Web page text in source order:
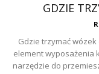
GDZIE
Gdzie trzymać wózek
element wyposażenia
narzędzie do